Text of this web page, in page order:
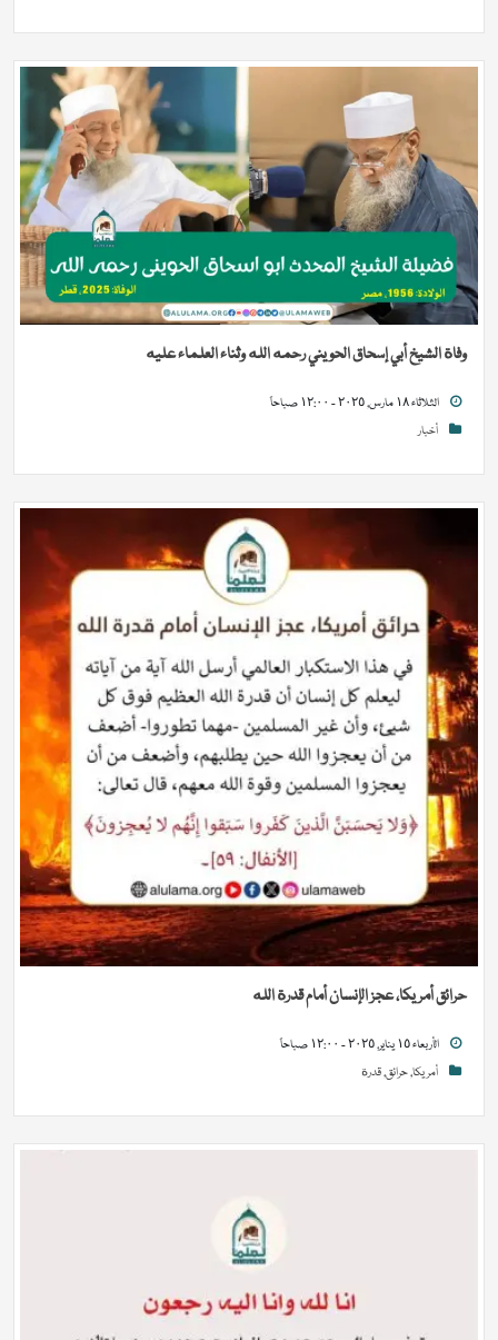
وفاة الشيخ أبي إسحاق الحويني رحمه الله وثناء العلماء عليه
الثلاثاء ١٨ مارس, ٢٠٢٥ - ١٢:٠٠ صباحاً
أخبار
حرائق أمريكا، عجز الإنسان أمام قدرة الله
الأربعاء ١٥ يناير, ٢٠٢٥ - ١٢:٠٠ صباحاً
أمريكا,حرائق,قدرة